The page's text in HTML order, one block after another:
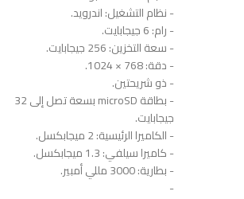
- نظام التشغيل: اندرويد.
- رام: 6 جيجابايت.
- سعة التخزين: 256 جيجابايت.
- دقة: 768 × 1024.
- ذو شريحتين.
- بطاقة microSD بسعة تصل إلى 32
جيجابايت.
- الكاميرا الرئيسية: 2 ميجابكسل.
- كاميرا سيلفي: 1.3 ميجابكسل.
- بطارية: 3000 مللي أمبير.
-